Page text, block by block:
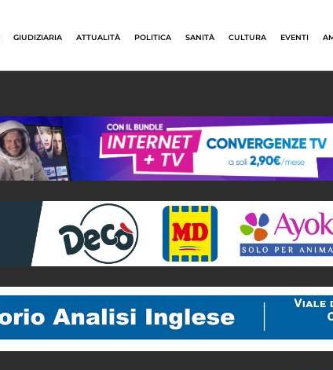
GIUDIZIARIA ATTUALITÀ POLITICA SANITÀ CULTURA EVENTI